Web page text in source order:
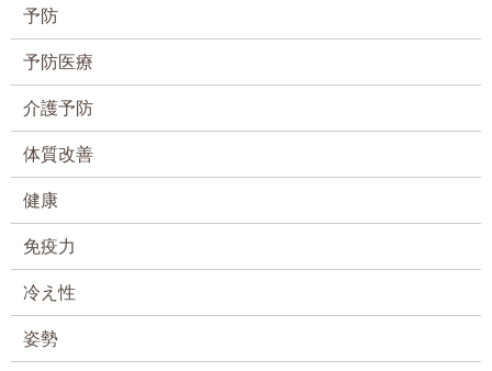
予防
予防医療
介護予防
体質改善
健康
免疫力
冷え性
姿勢